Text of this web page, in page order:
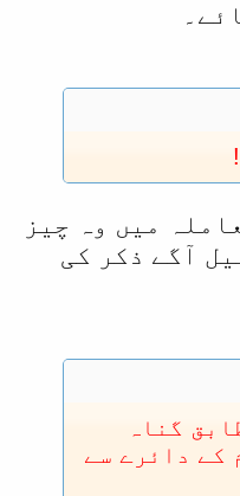
میں وہ چیز
آگے ذکر کی
گناہ
کے دائرے سے